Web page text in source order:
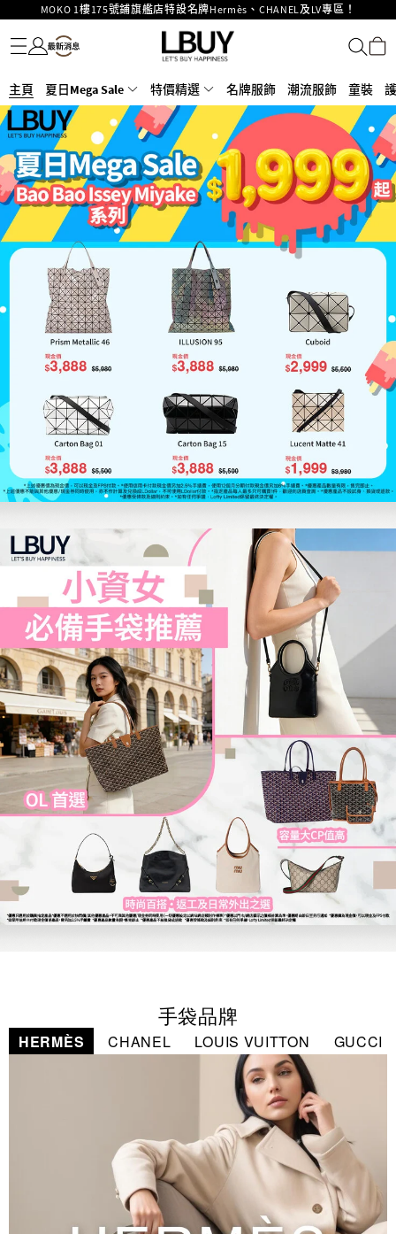
重要通告：銀行轉帳及轉數快付款注意事項
購物滿HKD500即享免運費！
LBuy獲香港知識產權署頒發2026《正版正貨承諾》商標
Goyard Hobo / Hobo Mini人氣限量特別版限時原價低至75折!
LBuy呈獻 - Hermès 及 Chanel 手袋及首飾原價低至6折，立即入手!
LBuy Nintendo Switch / Nintendo Switch 2 正規商品零售店登陸MOKO 4樓
426號舖！
MOKO 1樓175號鋪旗艦店特設名牌Hermès、CHANEL及LV專區！
名牌服飾
潮流服飾
童裝
護膚美妝
香水香薰
個人護理
母嬰護理
遊戲及精品玩具
文儀用品
家居生活
電子產品
美食
醫藥保健
運動與戶外用品
主頁 夏日Mega Sale 特價精選 名牌服飾 潮流服飾 童裝
手袋品牌
HERMÈS CHANEL LOUIS VUITTON GUCCI